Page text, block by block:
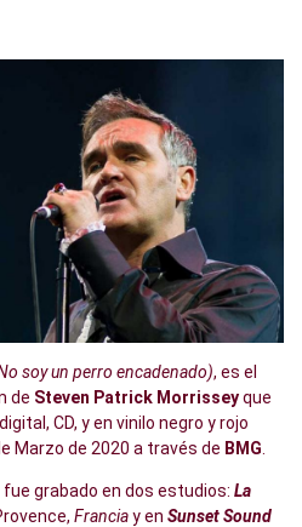
soy un perro encadenado), es el
de Steven Patrick Morrisseyque
CD, y en vinilo negro y rojo
Marzo de 2020 a través de BMG
grabado en dos estudios: La
Franciay en Sunset Sound